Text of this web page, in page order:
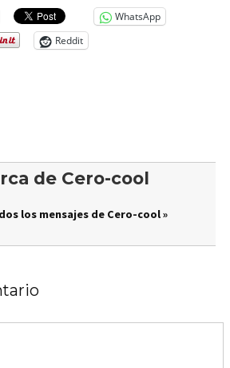
WhatsApp
Reddit
de Cero-cool
los mensajes de Cero-cool »